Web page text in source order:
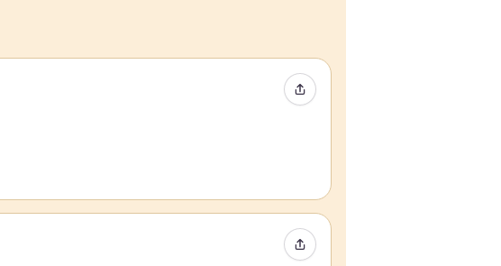
イベントをシェア
イベントをシェア